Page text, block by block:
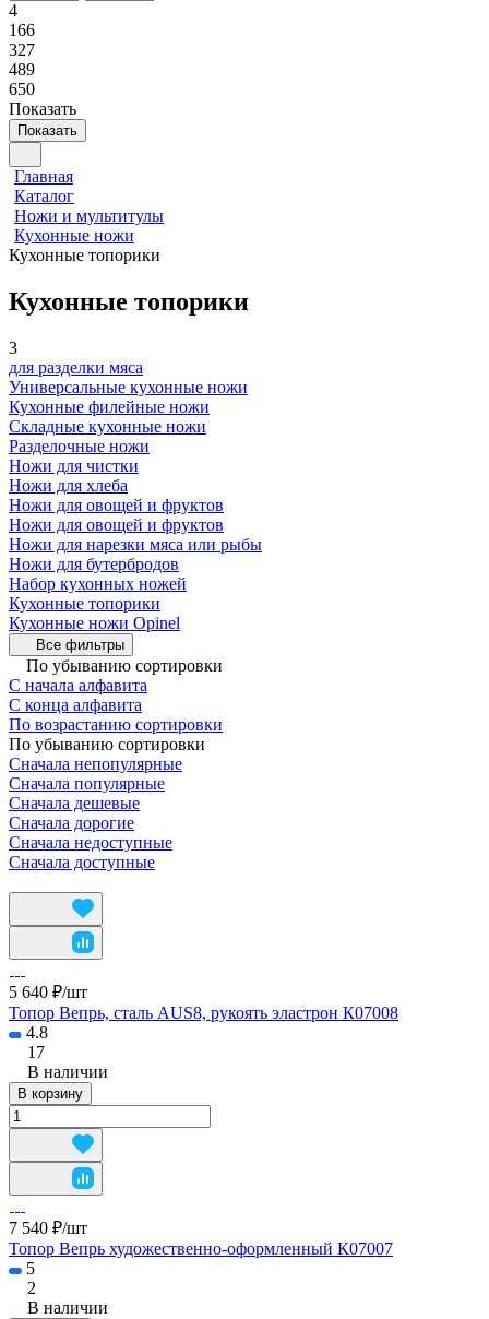
4
166
327
489
650
Показать
Показать
Главная
Каталог
Ножи и мультитулы
Кухонные ножи
Кухонные топорики
Кухонные топорики
3
для разделки мяса
Универсальные кухонные ножи
Кухонные филейные ножи
Складные кухонные ножи
Разделочные ножи
Ножи для чистки
Ножи для хлеба
Ножи для овощей и фруктов
Ножи для овощей и фруктов
Ножи для нарезки мяса или рыбы
Ножи для бутербродов
Набор кухонных ножей
Кухонные топорики
Кухонные ножи Opinel
Все фильтры
По убыванию сортировки
С начала алфавита
С конца алфавита
По возрастанию сортировки
По убыванию сортировки
Сначала непопулярные
Сначала популярные
Сначала дешевые
Сначала дорогие
Сначала недоступные
Сначала доступные
5 640 ₽/шт
Топор Вепрь, сталь AUS8, рукоять эластрон К07008
4.8
17
В наличии
В корзину
7 540 ₽/шт
Топор Вепрь художественно-оформленный К07007
5
2
В наличии